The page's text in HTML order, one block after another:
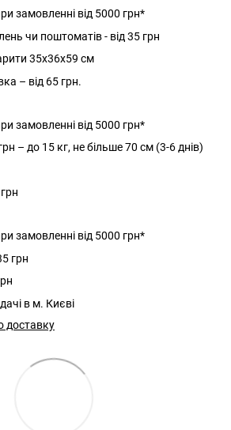
замовленні від 5000 грн*
чи поштоматів - від 35 грн
35x36x59 см
– від 65 грн.
замовленні від 5000 грн*
– до 15 кг, не більше 70 см (3-6 днів)
замовленні від 5000 грн*
грн
в м. Києві
доставку